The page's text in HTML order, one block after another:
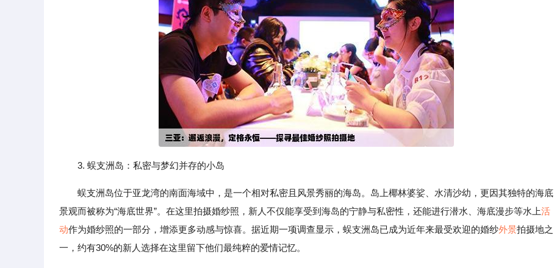
3. 蜈支洲岛：私密与梦幻并存的小岛
蜈支洲岛位于亚龙湾的南面海域中，是一个相对私密且风景秀丽的海岛。岛上椰林婆娑、水清沙幼，更因其独特的海底
景观而被称为“海底世界”。在这里拍摄婚纱照，新人不仅能享受到海岛的宁静与私密性，还能进行潜水、海底漫步等水上活
动作为婚纱照的一部分，增添更多动感与惊喜。据近期一项调查显示，蜈支洲岛已成为近年来最受欢迎的婚纱外景拍摄地之
一，约有30%的新人选择在这里留下他们最纯粹的爱情记忆。